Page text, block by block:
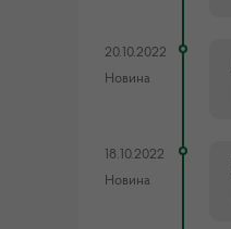
20.10.2022
Новина
18.10.2022
Новина